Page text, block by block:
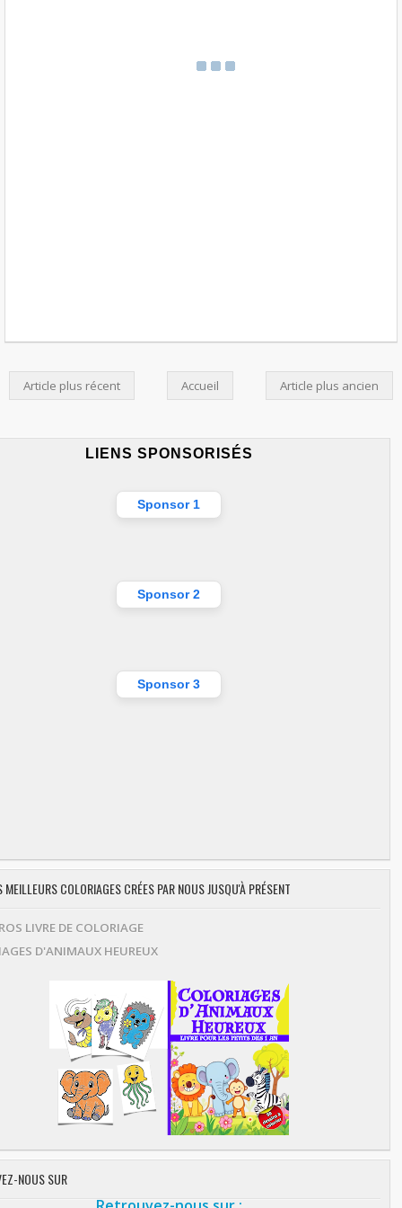
Article plus récent Article plus ancien
Accueil
LIENS SPONSORISÉS
Sponsor 1
Sponsor 2
Sponsor 3
MEILLEURS COLORIAGES CRÉES PAR NOUS JUSQU'À PRÉSENT
LIVRE DE COLORIAGE
D'ANIMAUX HEUREUX
NOUS SUR